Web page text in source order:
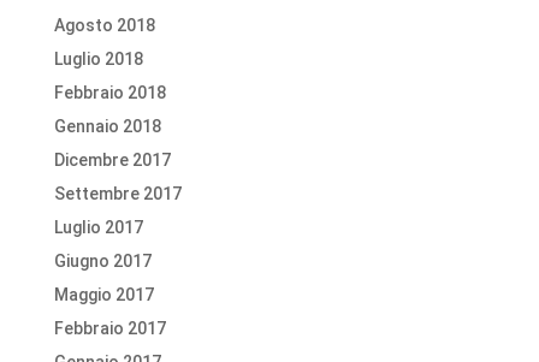
Agosto 2018
Luglio 2018
Febbraio 2018
Gennaio 2018
Dicembre 2017
Settembre 2017
Luglio 2017
Giugno 2017
Maggio 2017
Febbraio 2017